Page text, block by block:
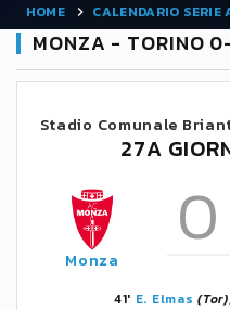
HOME CALENDARIO
MONZA - TORINO
Stadio Comunale
27A
Monza 0
41' E. Elmas (Tor)